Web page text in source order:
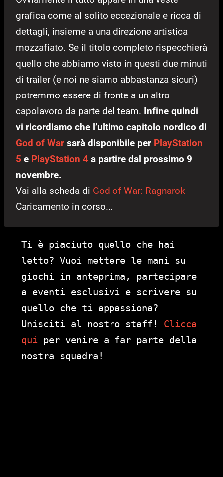
grafica come al solito eccezionale e ricca di
dettagli, insieme a una direzione artistica
mozzafiato. Se il titolo completo rispecchierà
quello che abbiamo visto in questi due minuti
di trailer (e noi ne siamo abbastanza sicuri)
potremmo essere di fronte a un altro
capolavoro da parte del team. Infine quindi
vi ricordiamo che l’ultimo capitolo nordico di
God of War sarà disponibile per PlayStation
5 e PlayStation 4 a partire dal prossimo 9
novembre.
Vai alla scheda di God of War: Ragnarok
Caricamento in corso...
Ti è piaciuto quello che hai
letto? Vuoi mettere le mani su
giochi in anteprima, partecipare
a eventi esclusivi e scrivere su
quello che ti appassiona?
Unisciti al nostro staff! Clicca
qui per venire a far parte della
nostra squadra!